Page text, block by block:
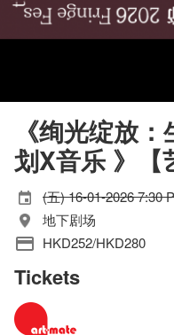
《绚光绽放
划X音乐 》【
(五) 16-01-2026 7:30
地下剧场
HKD252/HKD280
Tickets